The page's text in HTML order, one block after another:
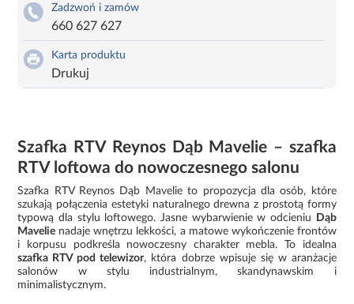
Zadzwoń i zamów
660 627 627
Karta produktu
Drukuj
Szafka RTV Reynos Dąb Mavelie – szafka
RTV loftowa do nowoczesnego salonu
Szafka RTV Reynos Dąb Mavelie to propozycja dla osób, które
szukają połączenia estetyki naturalnego drewna z prostotą formy
typową dla stylu loftowego. Jasne wybarwienie w odcieniu
Dąb
Mavelie nadaje wnętrzu lekkości, a matowe wykończenie frontów
i korpusu podkreśla nowoczesny charakter mebla. To idealna
szafka RTV pod telewizor, która dobrze wpisuje się w aranżacje
salonów w stylu industrialnym, skandynawskim i
minimalistycznym.